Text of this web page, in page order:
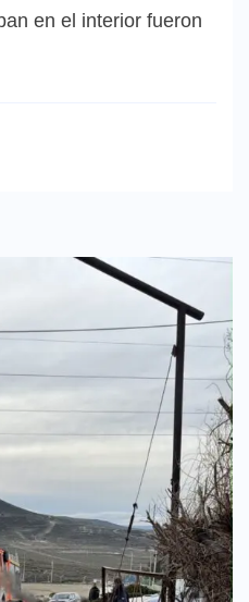
en el interior fueron